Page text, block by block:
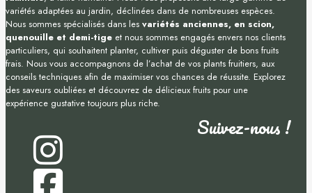
variétés adaptées au jardin, déclinées dans de nombreuses espèces.
Nous sommes spécialisés dans les variétés anciennes, en scion,
quenouille et demi-tige et nous sommes engagés envers nos clients
particuliers, qui souhaitent planter, cultiver puis déguster de bons fruits
frais. Nous vous accompagnons de l’achat de vos plants fruitiers, aux
conseils techniques afin de maximiser vos chances de réussite. Explorez
des saveurs oubliées et découvrez de délicieux fruits pour une
expérience gustative toujours plus riche.
Suivez-nous !